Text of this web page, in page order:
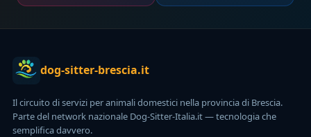
dog-sitter-brescia.it
Il circuito di servizi per animali domestici nella provincia di Brescia.
Parte del network nazionale Dog-Sitter-Italia.it — tecnologia che
semplifica davvero.